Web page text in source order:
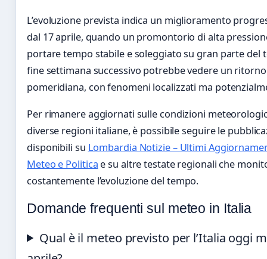
L’evoluzione prevista indica un miglioramento
dal 17 aprile, quando un promontorio di alta
portare tempo stabile e soleggiato su gran parte del
fine settimana successivo potrebbe vedere un
pomeridiana, con fenomeni localizzati ma
Per rimanere aggiornati sulle condizioni
diverse regioni italiane, è possibile seguire le
disponibili su Lombardia Notizie – Ultimi
Meteo e Politica e su altre testate regionali che
costantemente l’evoluzione del tempo.
Domande frequenti sul meteo in Italia
Qual è il meteo previsto per l’Italia oggi